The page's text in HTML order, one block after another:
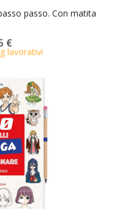
passo. Con matita
€
lavorativi